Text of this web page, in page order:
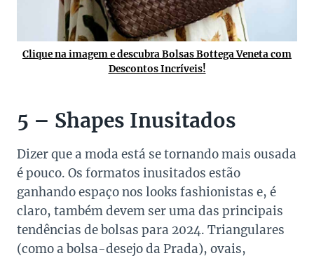
Clique na imagem e descubra Bolsas Bottega Veneta com
Descontos Incríveis!
5 – Shapes Inusitados
Dizer que a moda está se tornando mais ousada
é pouco. Os formatos inusitados estão
ganhando espaço nos looks fashionistas e, é
claro, também devem ser uma das principais
tendências de bolsas para 2024. Triangulares
(como a bolsa-desejo da Prada), ovais,